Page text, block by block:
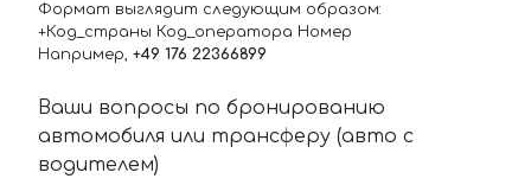
Формат выглядит следующим образом:
+Код_страны Код_оператора Номер
Например, +49 176 22366899
Ваши вопросы по бронированию
автомобиля или трансферу (авто с
водителем)